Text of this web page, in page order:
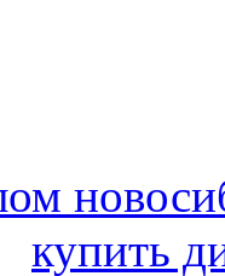
купить